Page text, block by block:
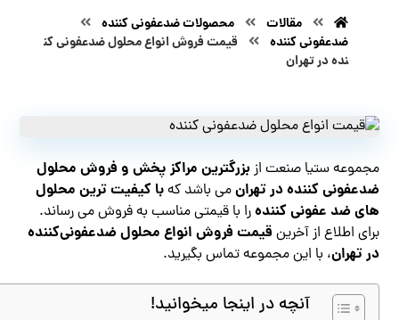
مقالات
محصولات ضدعفونی کننده
ضدعفونی کننده
قیمت فروش انواع محلول ضدعفونی کن
نده در تهران
مجموعه ستیا صنعت ازبزرگترین مراکز پخش و فروش محلول
ضدعفونی کننده در تهرانمی باشد کهبا کیفیت ترین محلول
های ضد عفونی کنندهرا با قیمتی مناسب به فروش می رساند.
برای اطلاع از آخرین قیمت فروش انواع محلول ضدعفونی‌کننده
در تهران، با این مجموعه تماس بگیرید.
آنچه در اینجا میخوانید!